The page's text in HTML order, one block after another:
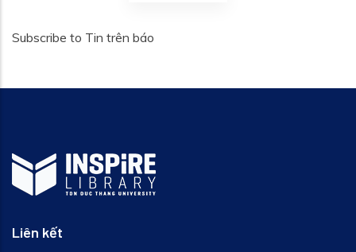
Subscribe to Tin trên báo
Liên kết